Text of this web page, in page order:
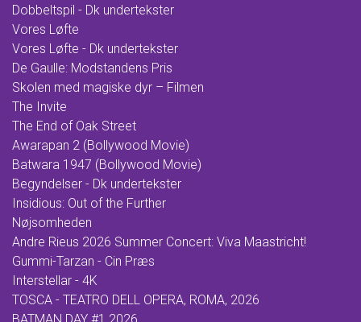
Dobbeltspil - Dk undertekster
Vores Løfte
Vores Løfte - Dk undertekster
De Gaulle: Modstandens Pris
Skolen med magiske dyr – Filmen
The Invite
The End of Oak Street
Awarapan 2 (Bollywood Movie)
Batwara 1947 (Bollywood Movie)
Begyndelser - Dk undertekster
Insidious: Out of the Further
Nøjsomheden
Andre Rieus 2026 Summer Concert: Viva Maastricht!
Gummi-Tarzan - Cin Præs
Interstellar - 4K
TOSCA - TEATRO DELL OPERA, ROMA, 2026